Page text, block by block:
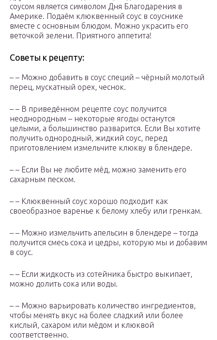
соусом является символом Дня Благодарения в
Америке. Подаём клюквенный соус в соуснике
вместе с основным блюдом. Можно украсить его
веточкой зелени. Приятного аппетита!
Советы к рецепту:
– – Можно добавить в соус специй – чёрный молотый
перец, мускатный орех, чеснок.
– – В приведённом рецепте соус получится
неоднородным – некоторые ягоды останутся
целыми, а большинство разварится. Если Вы хотите
получить однородный, жидкий соус, перед
приготовлением измельчите клюкву в блендере.
– – Если Вы не любите мёд, можно заменить его
сахарным песком.
– – Клюквенный соус хорошо подходит как
своеобразное варенье к белому хлебу или гренкам.
– – Можно измельчить апельсин в блендере – тогда
получится смесь сока и цедры, которую мы и добавим
в соус.
– – Если жидкость из сотейника быстро выкипает,
можно долить сока или воды.
– – Можно варьировать количество ингредиентов,
чтобы менять вкус на более сладкий или более
кислый, сахаром или мёдом и клюквой
соответственно.